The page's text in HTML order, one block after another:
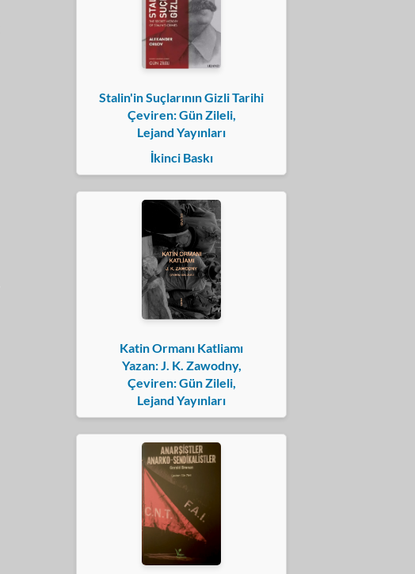
Stalin'in Suçlarının Gizli Tarihi
Çeviren: Gün Zileli,
Lejand Yayınları
İkinci Baskı
Katin Ormanı Katliamı
Yazan: J. K. Zawodny,
Çeviren: Gün Zileli,
Lejand Yayınları